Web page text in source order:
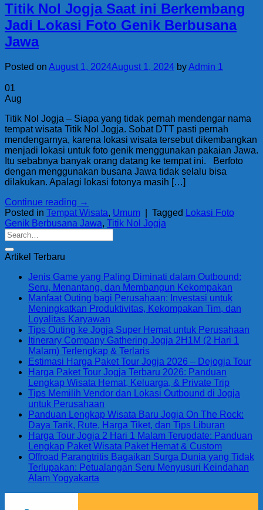
Titik Nol Jogja Saat ini Berkembang
Jadi Lokasi Foto Genik Berbusana
Jawa
Posted on August 1, 2024August 1, 2024 byAdmin 1
01
Aug
Titik Nol Jogja – Siapa yang tidak pernah mendengar nama
tempat wisata Titik Nol Jogja. Sobat DTT pasti pernah
mendengarnya, karena lokasi wisata tersebut dikembangkan
menjadi lokasi untuk foto genik menggunakan pakaian Jawa.
Itu sebabnya banyak orang datang ke tempat ini. Berfoto
dengan menggunakan busana Jawa tidak selalu bisa
dilakukan. Apalagi lokasi fotonya masih […]
Continue reading →
Posted in Tempat Wisata, Umum Tagged Lokasi Foto
Genik Berbusana Jawa, Titik Nol Jogja
Artikel Terbaru
Jenis Game yang Paling Diminati dalam Outbound:
Seru, Menantang, dan Membangun Kekompakan
Manfaat Outing bagi Perusahaan: Investasi untuk
Meningkatkan Produktivitas, Kekompakan Tim, dan
Loyalitas Karyawan
Tips Outing ke Jogja Super Hemat untuk Perusahaan
Itinerary Company Gathering Jogja 2H1M (2 Hari 1
Malam) Terlengkap & Terlaris
Estimasi Harga Paket Tour Jogja 2026 – Dejogja Tour
Harga Paket Tour Jogja Terbaru 2026: Panduan
Lengkap Wisata Hemat, Keluarga, & Private Trip
Tips Memilih Vendor dan Lokasi Outbound di Jogja
untuk Perusahaan
Panduan Lengkap Wisata Baru Jogja On The Rock:
Daya Tarik, Rute, Harga Tiket, dan Tips Liburan
Harga Tour Jogja 2 Hari 1 Malam Terupdate: Panduan
Lengkap Paket Wisata Paket Hemat & Custom
Offroad Parangtritis Bagaikan Surga Dunia yang Tidak
Terlupakan: Petualangan Seru Menyusuri Keindahan
Alam Yogyakarta